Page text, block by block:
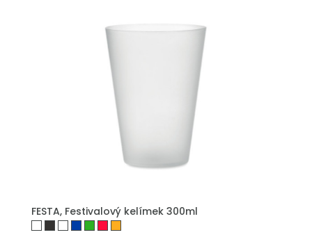
FESTA, Festivalový kelímek 300ml